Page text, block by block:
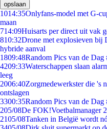
opslaan
1014:35Onlyfans-model met G-
maan
714:09Huisarts per direct uit vak
810:32Drone met explosieven bij
hybride aanval
1809:48Random Pics van de Dag
4209:33Waterschappen slaan
leeg
2006:40Zorgmedewerkster die 's
ontslagen
3300:35Random Pics van de Dag
205/08De FOK!Voetbalmanager
2105/08Tanken in België wordt